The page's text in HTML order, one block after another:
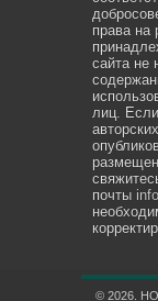
права на
сайта не
лиц.
почты
© 2026.